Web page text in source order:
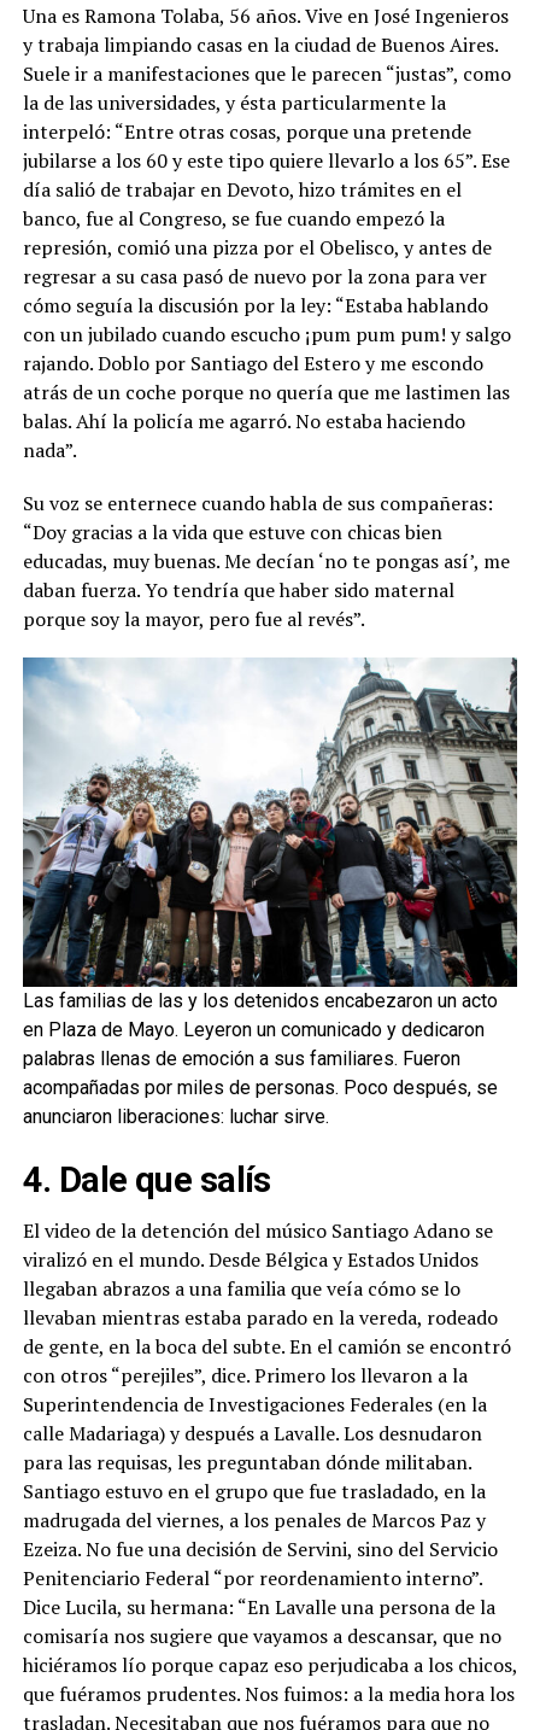
Una es Ramona Tolaba, 56 años. Vive en José Ingenieros
y trabaja limpiando casas en la ciudad de Buenos Aires.
Suele ir a manifestaciones que le parecen “justas”, como
la de las universidades, y ésta particularmente la
interpeló: “Entre otras cosas, porque una pretende
jubilarse a los 60 y este tipo quiere llevarlo a los 65”. Ese
día salió de trabajar en Devoto, hizo trámites en el
banco, fue al Congreso, se fue cuando empezó la
represión, comió una pizza por el Obelisco, y antes de
regresar a su casa pasó de nuevo por la zona para ver
cómo seguía la discusión por la ley: “Estaba hablando
con un jubilado cuando escucho ¡pum pum pum! y salgo
rajando. Doblo por Santiago del Estero y me escondo
atrás de un coche porque no quería que me lastimen las
balas. Ahí la policía me agarró. No estaba haciendo
nada”.
Su voz se enternece cuando habla de sus compañeras:
“Doy gracias a la vida que estuve con chicas bien
educadas, muy buenas. Me decían ‘no te pongas así’, me
daban fuerza. Yo tendría que haber sido maternal
porque soy la mayor, pero fue al revés”.
Las familias de las y los detenidos encabezaron un acto
en Plaza de Mayo. Leyeron un comunicado y dedicaron
palabras llenas de emoción a sus familiares. Fueron
acompañadas por miles de personas. Poco después, se
anunciaron liberaciones: luchar sirve.
4. Dale que salís
El video de la detención del músico Santiago Adano se
viralizó en el mundo. Desde Bélgica y Estados Unidos
llegaban abrazos a una familia que veía cómo se lo
llevaban mientras estaba parado en la vereda, rodeado
de gente, en la boca del subte. En el camión se encontró
con otros “perejiles”, dice. Primero los llevaron a la
Superintendencia de Investigaciones Federales (en la
calle Madariaga) y después a Lavalle. Los desnudaron
para las requisas, les preguntaban dónde militaban.
Santiago estuvo en el grupo que fue trasladado, en la
madrugada del viernes, a los penales de Marcos Paz y
Ezeiza. No fue una decisión de Servini, sino del Servicio
Penitenciario Federal “por reordenamiento interno”.
Dice Lucila, su hermana: “En Lavalle una persona de la
comisaría nos sugiere que vayamos a descansar, que no
hiciéramos lío porque capaz eso perjudicaba a los chicos,
que fuéramos prudentes. Nos fuimos: a la media hora los
trasladan. Necesitaban que nos fuéramos para que no